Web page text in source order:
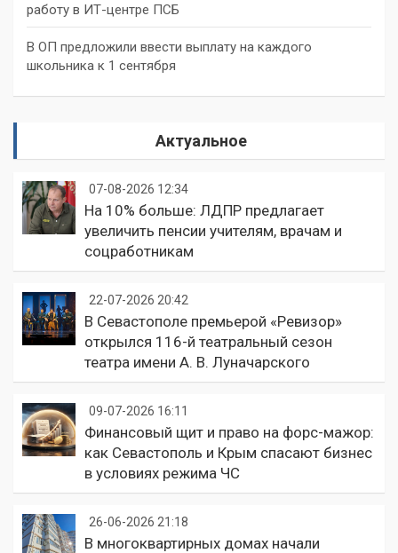
работу в ИТ-центре ПСБ
В ОП предложили ввести выплату на каждого
школьника к 1 сентября
Актуальное
07-08-2026 12:34
На 10% больше: ЛДПР предлагает
увеличить пенсии учителям, врачам и
соцработникам
22-07-2026 20:42
В Севастополе премьерой «Ревизор»
открылся 116-й театральный сезон
театра имени А. В. Луначарского
09-07-2026 16:11
Финансовый щит и право на форс-мажор:
как Севастополь и Крым спасают бизнес
в условиях режима ЧС
26-06-2026 21:18
В многоквартирных домах начали